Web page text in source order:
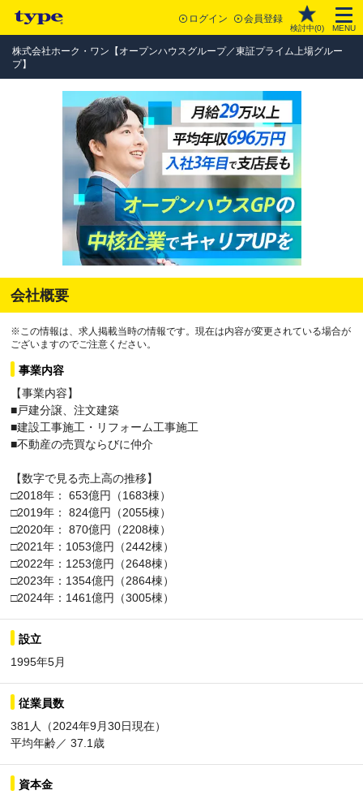
ログイン 会員登録
検討中(0) MENU
株式会社ホーク・ワン【オープンハウスグループ／東証プライム上場グルー
プ】
会社概要
※この情報は、求人掲載当時の情報です。現在は内容が変更されている場合が
ございますのでご注意ください。
事業内容
【事業内容】
■戸建分譲、注文建築
■建設工事施工・リフォーム工事施工
■不動産の売買ならびに仲介
【数字で見る売上高の推移】
□2018年： 653億円（1683棟）
□2019年： 824億円（2055棟）
□2020年： 870億円（2208棟）
□2021年：1053億円（2442棟）
□2022年：1253億円（2648棟）
□2023年：1354億円（2864棟）
□2024年：1461億円（3005棟）
設立
1995年5月
従業員数
381人（2024年9月30日現在）
平均年齢／ 37.1歳
資本金